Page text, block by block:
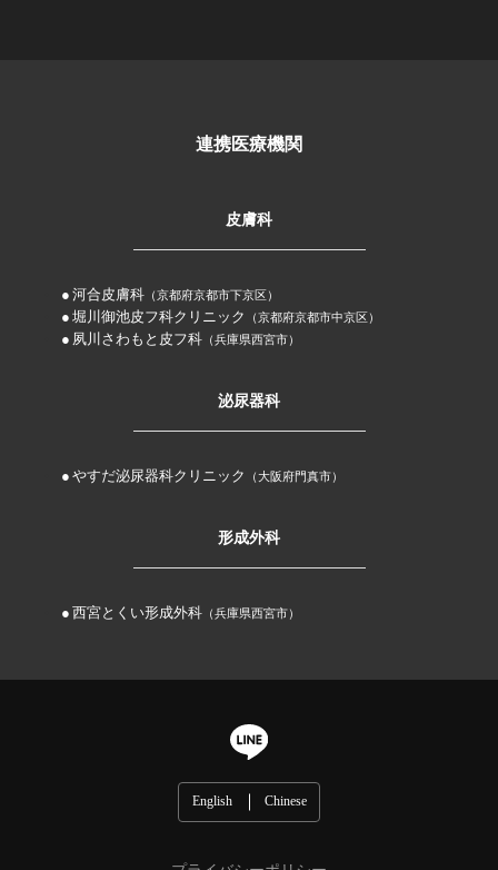
連携医療機関
皮膚科
河合皮膚科 （京都府京都市下京区）
堀川御池皮フ科クリニック （京都府京都市中京区）
夙川さわもと皮フ科 （兵庫県西宮市）
泌尿器科
やすだ泌尿器科クリニック （大阪府門真市）
形成外科
西宮とくい形成外科 （兵庫県西宮市）
English Chinese